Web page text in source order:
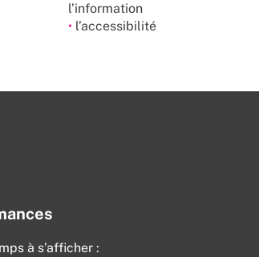
l’information
• l’accessibilité
à s’afficher :